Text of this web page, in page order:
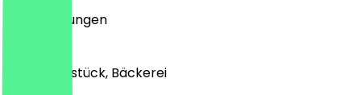
Bewertungen
Café, Frühstück, Bäckerei